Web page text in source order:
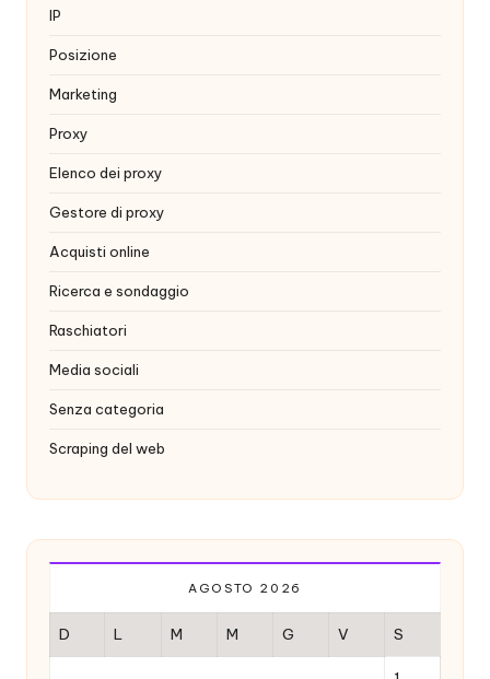
IP
Posizione
Marketing
Proxy
Elenco dei proxy
Gestore di proxy
Acquisti online
Ricerca e sondaggio
Raschiatori
Media sociali
Senza categoria
Scraping del web
AGOSTO 2026
D L M M G V S